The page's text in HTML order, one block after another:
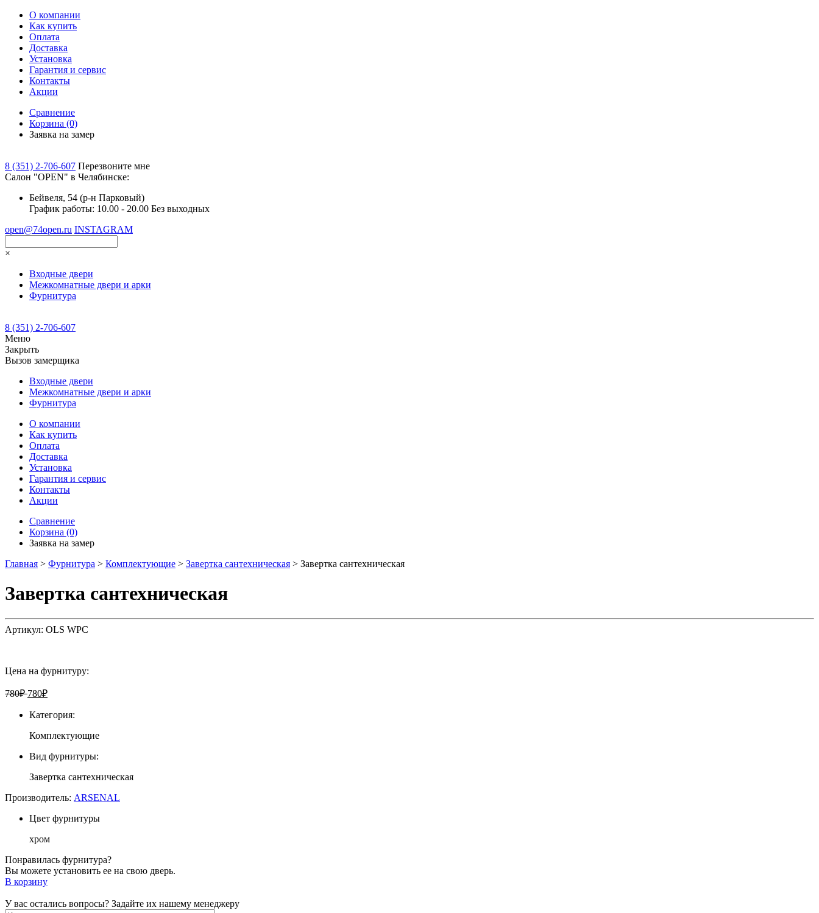
О компании
Как купить
Оплата
Доставка
Установка
Гарантия и сервис
Контакты
Акции
Сравнение
Корзина (0)
Заявка на замер
8 (351) 2-706-607 Перезвоните мне
Cалон "OPEN" в Челябинске:
Бейвеля, 54 (р-н Парковый)
График работы: 10.00 - 20.00 Без выходных
open@74open.ru INSTAGRAM
×
Входные двери
Межкомнатные двери и арки
Фурнитура
8 (351) 2-706-607
Меню
Закрыть
Вызов замерщика
Входные двери
Межкомнатные двери и арки
Фурнитура
О компании
Как купить
Оплата
Доставка
Установка
Гарантия и сервис
Контакты
Акции
Сравнение
Корзина (0)
Заявка на замер
Главная > Фурнитура > Комплектующие > Завертка сантехническая > Завертка сантехническая
Завертка сантехническая
Артикул: OLS WPC
Цена на фурнитуру:
780₽ 780₽
Категория:
Комплектующие
Вид фурнитуры:
Завертка сантехническая
Производитель: ARSENAL
Цвет фурнитуры
хром
Понравилась фурнитура?
Вы можете установить ее на свою дверь.
В корзину
У вас остались вопросы? Задайте их нашему менеджеру